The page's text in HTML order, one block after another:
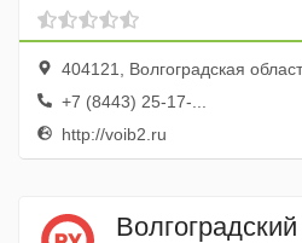
404121, Волгоградская область,
+7 (8443) 25-17-...
http://voib2.ru